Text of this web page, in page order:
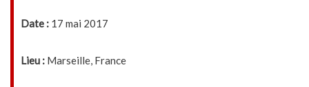
Date : 17 mai 2017
Lieu : Marseille, France